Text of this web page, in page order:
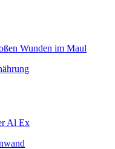
Wunden im Maul
Al Ex